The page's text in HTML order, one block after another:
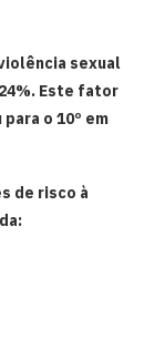
sexual
Este fator
o 10º em
de risco à